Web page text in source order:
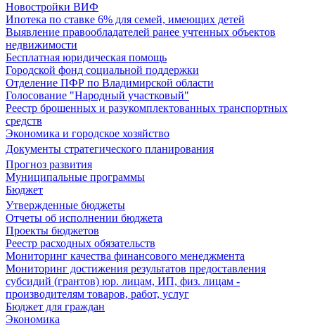
Новостройки ВИФ
Ипотека по ставке 6% для семей, имеющих детей
Выявление правообладателей ранее учтенных объектов
недвижимости
Бесплатная юридическая помощь
Городской фонд социальной поддержки
Отделение ПФР по Владимирской области
Голосование "Народный участковый"
Реестр брошенных и разукомплектованных транспортных
средств
Экономика и городское хозяйство
Документы стратегического планирования
Прогноз развития
Муниципальные программы
Бюджет
Утвержденные бюджеты
Отчеты об исполнении бюджета
Проекты бюджетов
Реестр расходных обязательств
Мониторинг качества финансового менеджмента
Мониторинг достижения результатов предоставления
субсидий (грантов) юр. лицам, ИП, физ. лицам -
производителям товаров, работ, услуг
Бюджет для граждан
Экономика